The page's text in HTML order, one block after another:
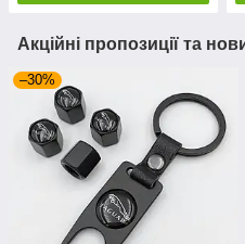
Акційні пропозиції та
–30%